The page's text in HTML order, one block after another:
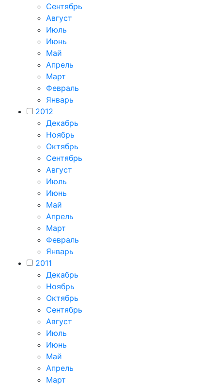
Сентябрь
Август
Июль
Июнь
Май
Апрель
Март
Февраль
Январь
2012
Декабрь
Ноябрь
Октябрь
Сентябрь
Август
Июль
Июнь
Май
Апрель
Март
Февраль
Январь
2011
Декабрь
Ноябрь
Октябрь
Сентябрь
Август
Июль
Июнь
Май
Апрель
Март